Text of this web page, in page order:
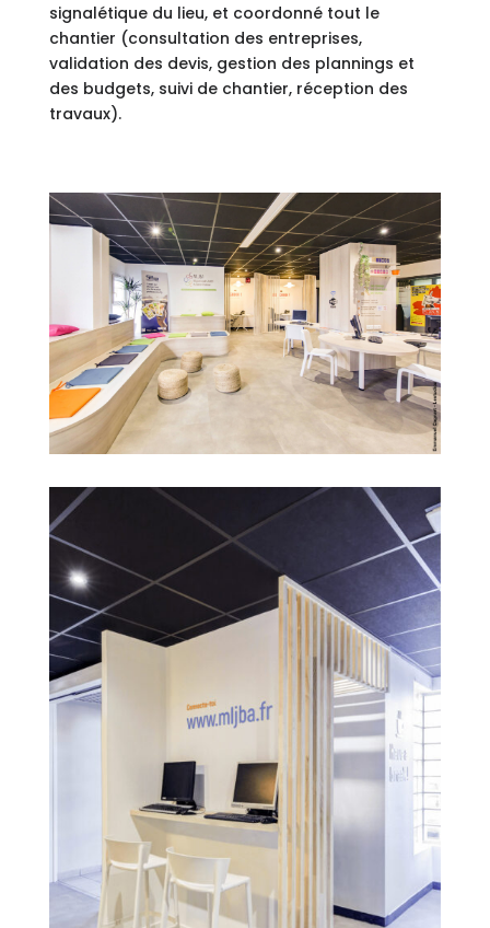
signalétique du lieu, et coordonné tout le
chantier (consultation des entreprises,
validation des devis, gestion des plannings et
des budgets, suivi de chantier, réception des
travaux).